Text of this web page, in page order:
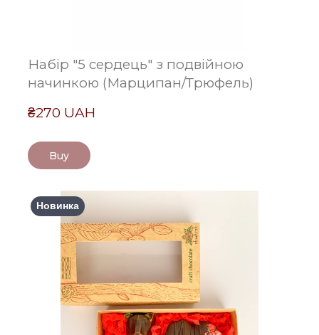
Набір "5 сердець" з подвійною
начинкою (Марципан/Трюфель)
₴270 UAH
Buy
Новинка